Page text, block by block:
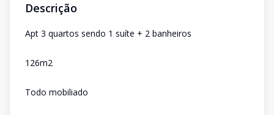
Descrição
Apt 3 quartos sendo 1 suíte + 2 banheiros
126m2
Todo mobiliado